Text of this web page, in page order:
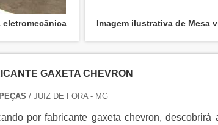
eletromecânica Imagem ilustrativa de Mesa
GAXETA CHEVRON
/ JUIZ DE FORA - MG
por fabricante gaxeta chevron,